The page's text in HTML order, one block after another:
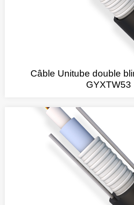
Câble Unitube double
GYXTW53